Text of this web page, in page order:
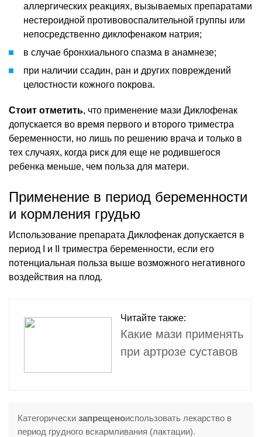
аллергических реакциях, вызываемых препаратами
нестероидной противовоспалительной группы или
непосредственно диклофенаком натрия;
в случае бронхиального спазма в анамнезе;
при наличии ссадин, ран и других повреждений
целостности кожного покрова.
Стоит отметить, что применение мази Диклофенак
допускается во время первого и второго триместра
беременности, но лишь по решению врача и только в
тех случаях, когда риск для еще не родившегося
ребенка меньше, чем польза для матери.
Применение в период беременности
и кормления грудью
Использование препарата Диклофенак допускается в
период I и II триместра беременности, если его
потенциальная польза выше возможного негативного
воздействия на плод.
Читайте также:
Какие мази применять
при артрозе суставов
Категорически запрещеноиспользовать лекарство в
период грудного вскармливания (лактации).